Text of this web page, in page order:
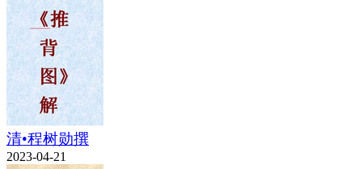
清•程树勋撰
2023-04-21